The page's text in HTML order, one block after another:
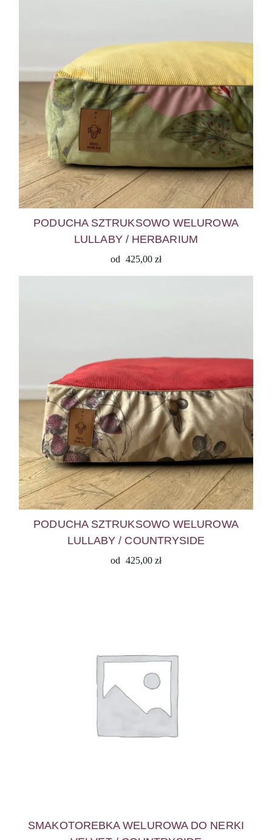
PODUCHA SZTRUKSOWO WELUROWA
LULLABY / HERBARIUM
od 425,00 zł
PODUCHA SZTRUKSOWO WELUROWA
LULLABY / COUNTRYSIDE
od 425,00 zł
SMAKOTOREBKA WELUROWA DO NERKI